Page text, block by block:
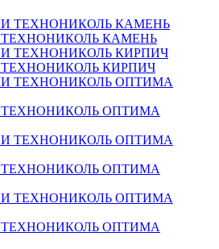
КАМЕНЬ
КИРПИЧ
ОПТИМА
ОПТИМА
ОПТИМА